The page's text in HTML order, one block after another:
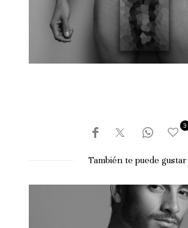
3
También te puede gustar